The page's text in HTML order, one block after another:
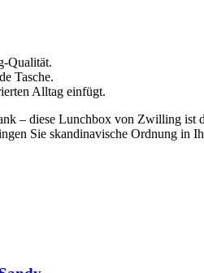
Qualität.
Tasche.
Alltag einfügt.
– diese Lunchbox von Zwilling ist
Sie skandinavische Ordnung in